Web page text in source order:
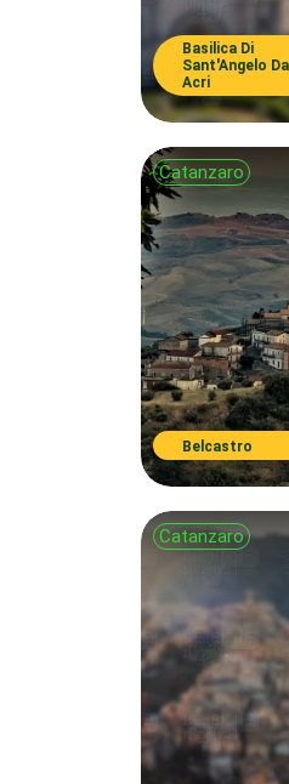
Basilica Di
Sant'Angelo Da
Acri
Catanzaro
Belcastro
Catanzaro